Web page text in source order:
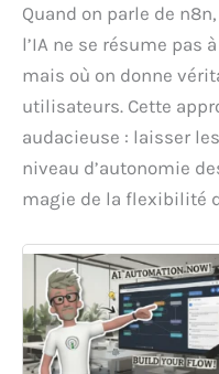
Quand on parle de
l’IA ne se résume pas
mais où on donne
utilisateurs. Cette
audacieuse : laisser
niveau d’autonomie
magie de la flexibilité